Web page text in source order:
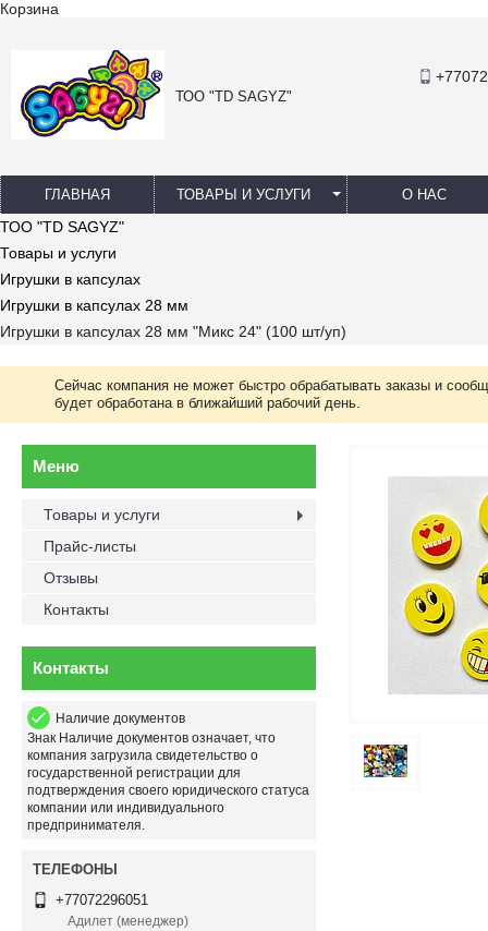
Корзина
ТОО "TD SAGYZ"
ГЛАВНАЯ ТОВАРЫ И УСЛУГИ О НАС
ТОО "TD SAGYZ"
Товары и услуги
Игрушки в капсулах
Игрушки в капсулах 28 мм
Игрушки в капсулах 28 мм "Микс 24" (100 шт/уп)
Сейчас компания не может быстро обрабатывать заказы и
будет обработана в ближайший рабочий день.
Товары и услуги
Прайс-листы
Отзывы
Контакты
Контакты
Наличие документов
Знак Наличие документов означает, что
компания загрузила свидетельство о
государственной регистрации для
подтверждения своего юридического статуса
компании или индивидуального
предпринимателя.
+77072296051
Адилет (менеджер)